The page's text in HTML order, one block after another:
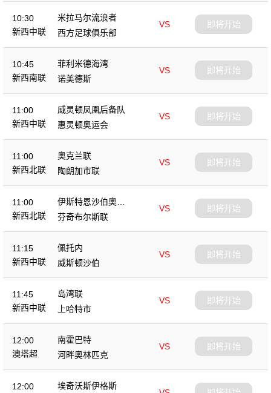
10:30
新西中联
米拉马尔流浪者
VS
西方足球俱乐部
即将开始
10:45
新西南联
菲利米德海湾
VS
诺美德斯
即将开始
11:00
新西中联
威灵顿凤凰后备队
VS
惠灵顿奥运会
即将开始
11:00
新西北联
奥克兰联
VS
陶朗加市联
即将开始
11:00
新西北联
伊斯特恩沙伯奥克
兰
VS
芬奇布尔斯联
即将开始
11:15
新西中联
佩托内
VS
威斯顿沙伯
即将开始
11:45
新西中联
岛湾联
VS
上哈特市
即将开始
12:00
澳塔超
南霍巴特
VS
河畔奥林匹克
即将开始
12:00 埃奇沃斯伊格斯